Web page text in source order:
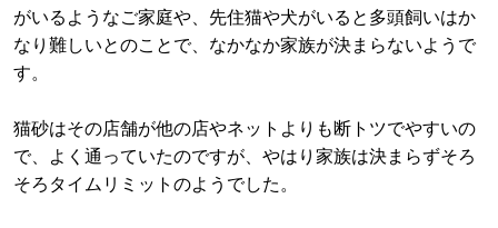
がいるようなご家庭や、先住猫や犬がいると多頭飼いはか
なり難しいとのことで、なかなか家族が決まらないようで
す。
猫砂はその店舗が他の店やネットよりも断トツでやすいの
で、よく通っていたのですが、やはり家族は決まらずそろ
そろタイムリミットのようでした。